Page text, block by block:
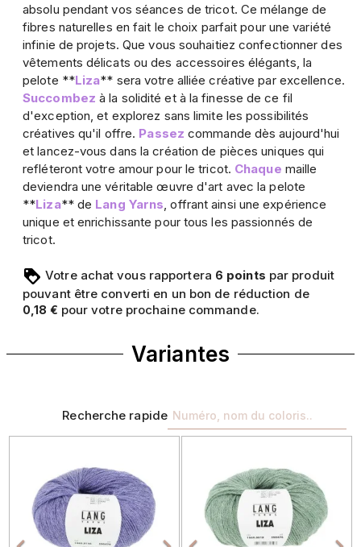
absolu pendant vos séances de tricot. Ce mélange de
fibres naturelles en fait le choix parfait pour une variété
infinie de projets. Que vous souhaitiez confectionner des
vêtements délicats ou des accessoires élégants, la
pelote **Liza** sera votre alliée créative par excellence.
Succombez à la solidité et à la finesse de ce fil
d'exception, et explorez sans limite les possibilités
créatives qu'il offre. Passez commande dès aujourd'hui
et lancez-vous dans la création de pièces uniques qui
refléteront votre amour pour le tricot. Chaque maille
deviendra une véritable œuvre d'art avec la pelote
**Liza** de Lang Yarns , offrant ainsi une expérience
unique et enrichissante pour tous les passionnés de
tricot.
Votre achat vous rapportera 6 points par produit
pouvant être converti en un bon de réduction de
0,18 € pour votre prochaine commande.
Variantes
Recherche rapide